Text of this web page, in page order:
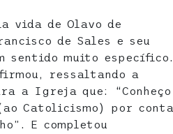
vida de Olavo de
de Sales e seu
muito específico.
ressaltando a
a Igreja que: “Conheço
Catolicismo) por conta
E completou